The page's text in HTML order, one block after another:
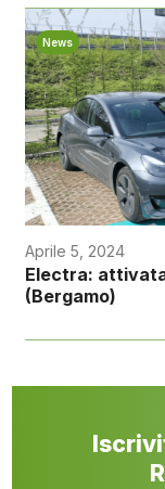
News
Aprile 5, 2024
Electra:
(Bergamo)